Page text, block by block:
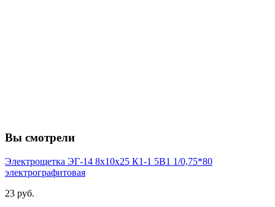
Вы смотрели
Электрощетка ЭГ-14 8х10х25 К1-1 5В1 1/0,75*80
электрографитовая
23 руб.